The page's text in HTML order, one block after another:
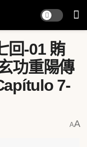
回-01 賄
功重陽傳
7-
AA